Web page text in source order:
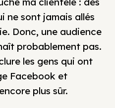
ne sont jamais allés
Donc, une audience
probablement pas.
les gens qui ont
Facebook et
plus sûr.